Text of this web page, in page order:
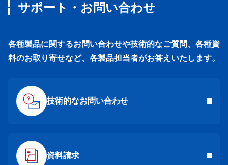
サポート・お問い合わせ
各種製品に関するお問い合わせや技術的なご質問、各種資
料のお取り寄せなど、各製品担当者がお答えいたします。
技術的なお問い合わせ
資料請求